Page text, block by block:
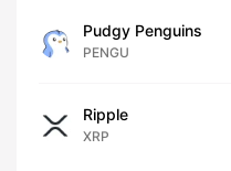
Pudgy Penguins
PENGU
Ripple
XRP